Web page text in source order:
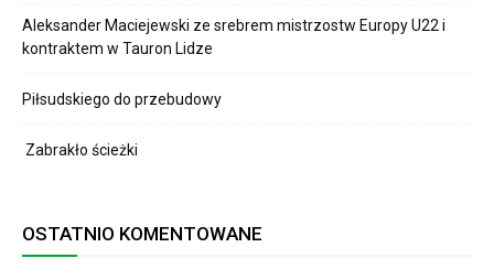
Aleksander Maciejewski ze srebrem mistrzostw Europy U22 i
kontraktem w Tauron Lidze
Piłsudskiego do przebudowy
Zabrakło ścieżki
OSTATNIO KOMENTOWANE